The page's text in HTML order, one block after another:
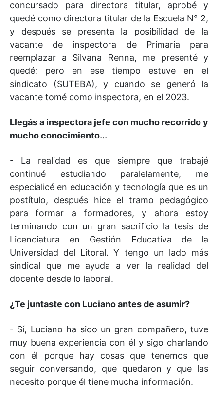
concursado para directora titular, aprobé y
quedé como directora titular de la Escuela N° 2,
y después se presenta la posibilidad de la
vacante de inspectora de Primaria para
reemplazar a Silvana Renna, me presenté y
quedé; pero en ese tiempo estuve en el
sindicato (SUTEBA), y cuando se generó la
vacante tomé como inspectora, en el 2023.
Llegás a inspectora jefe con mucho recorrido y
mucho conocimiento...
- La realidad es que siempre que trabajé
continué estudiando paralelamente, me
especialicé en educación y tecnología que es un
postítulo, después hice el tramo pedagógico
para formar a formadores, y ahora estoy
terminando con un gran sacrificio la tesis de
Licenciatura en Gestión Educativa de la
Universidad del Litoral. Y tengo un lado más
sindical que me ayuda a ver la realidad del
docente desde lo laboral.
¿Te juntaste con Luciano antes de asumir?
- Sí, Luciano ha sido un gran compañero, tuve
muy buena experiencia con él y sigo charlando
con él porque hay cosas que tenemos que
seguir conversando, que quedaron y que las
necesito porque él tiene mucha información.